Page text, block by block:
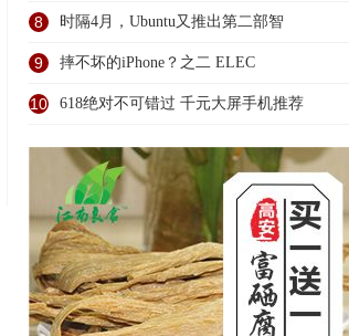
8 时隔4月，Ubuntu又推出第二部智
9 摔不坏的iPhone？之二 ELEC
10 618绝对不可错过 千元大屏手机推荐